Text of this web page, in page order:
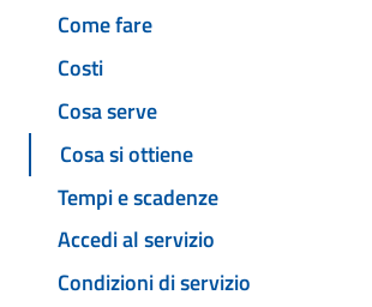
Come fare
Costi
Cosa serve
Cosa si ottiene
Tempi e scadenze
Accedi al servizio
Condizioni di servizio